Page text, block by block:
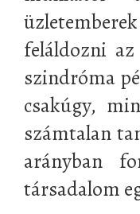
feláldozni
szindróma
csakúgy,
számtalan
arányban
társadalom